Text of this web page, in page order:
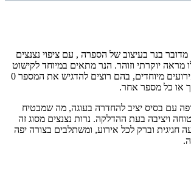
מדובר בנר בעיצוב של הספרה , עם ציפוי נצנצים
מראה יוקרתי וזוהר. הנר מתאים במיוחד לקישוט
עוגות ימי הולדת או אירועים מיוחדים, בהם רוצים להדגיש את המספר 0
או כל מספר אחר.
עם בסיס יציב להחדרה בעוגה, מה שמבטיח
ויציבה בעת ההדלקה. נרות נצנצים מסוג זה
חגיגית וברק לכל אירוע, ומשתלבים בצורה יפה